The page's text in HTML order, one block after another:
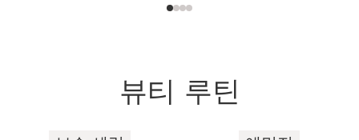
뷰티 루틴